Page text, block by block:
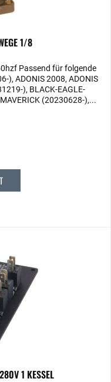
1/8
Passend für folgende
), ADONIS 2008, ADONIS
), BLACK-EAGLE-
(20230628-),...
1 KESSEL